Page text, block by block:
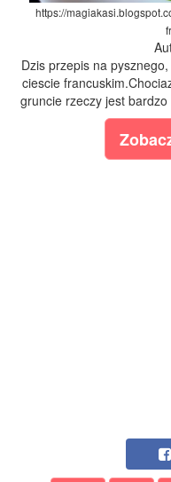
https://
Dzis przepis na
ciescie
gruncie rzeczy jest